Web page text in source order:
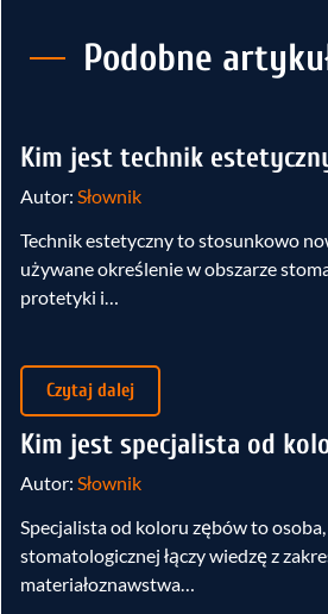
Podobne
Kim jest technik
Autor: Słownik
Technik estetyczny to stosunkowo
używane określenie w obszarze
protetyki i…
Czytaj dalej
Kim jest specjalista od
Autor: Słownik
Specjalista od koloru zębów to
stomatologicznej łączy wiedzę z
materiałoznawstwa…